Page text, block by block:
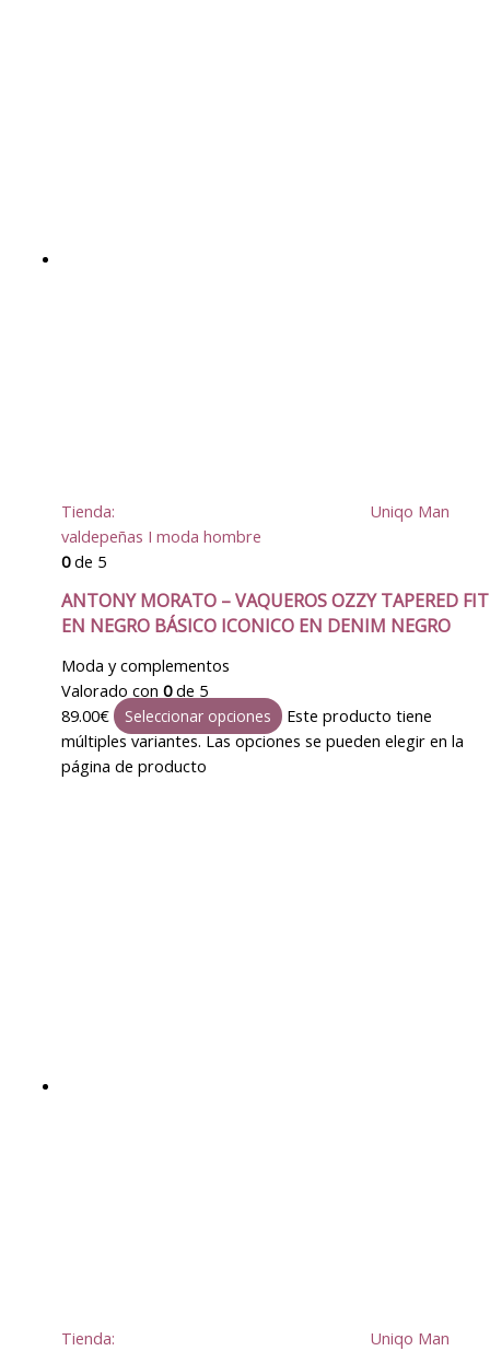
Tienda:
Uniqo Man
valdepeñas I moda hombre
0de 5
ANTONY MORATO – VAQUEROS OZZY TAPERED FIT
EN NEGRO BÁSICO ICONICO EN DENIM NEGRO
Moda y complementos
Valorado con 0de 5
89.00€ Seleccionar opciones
Este producto tiene
múltiples variantes. Las opciones se pueden elegir en la
página de producto
Tienda:
Uniqo Man